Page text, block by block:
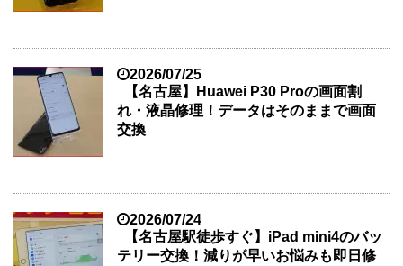
2026/07/25
【名古屋】Huawei P30 Proの画面割
れ・液晶修理！データはそのままで画面
交換
2026/07/24
【名古屋駅徒歩すぐ】iPad mini4のバッ
テリー交換！減りが早いお悩みも即日修